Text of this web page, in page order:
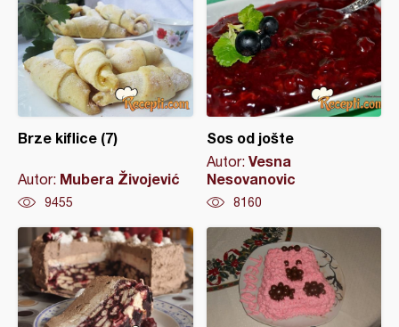
Brze kiflice (7)
Autor: Mubera Živojević
9455
Sos od jošte
Autor: Vesna
Nesovanovic
8160